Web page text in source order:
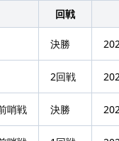
回戦
決勝
2回戦
哨戦 決勝